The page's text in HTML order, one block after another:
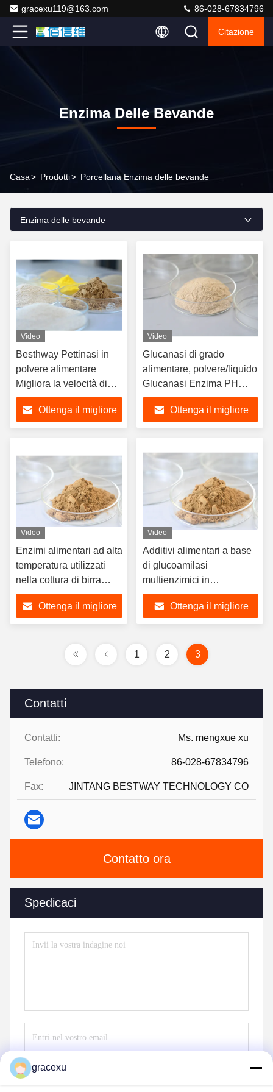
gracexu119@163.com 86-028-67834796
Citazione
Enzima Delle Bevande
Casa> Prodotti> Porcellana Enzima delle bevande
Contatti
Contatti: Ms. mengxue xu
Telefono: 86-028-67834796
Fax: JINTANG BESTWAY TECHNOLOGY CO
Contatto ora
Spedicaci
Invii
Enzima delle bevande
Video
Besthway Pettinasi in
polvere alimentare
Migliora la velocità di
filtrazione
Ottenga il migliore
Video
Glucanasi di grado
alimentare, polvere/liquido
Glucanasi Enzima PH
Range 3.5-6.5
Ottenga il migliore
Video
Enzimi alimentari ad alta
temperatura utilizzati
nella cottura di birra
alcolica
Ottenga il migliore
Video
Additivi alimentari a base
di glucoamilasi
multienzimici in
polvere/liquido
Ottenga il migliore
1 2 3
gracexu